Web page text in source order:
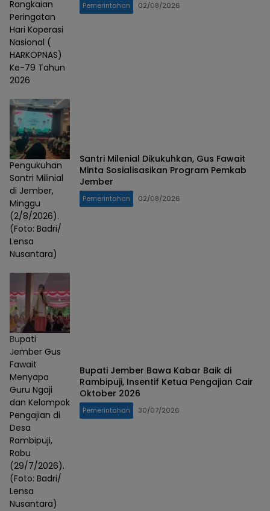
Rangkaian
Peringatan
Hari Koperasi
Nasional (
HARKOPNAS)
Ke-79 Tahun
2026
Pemerintahan 02/08/2026
Pengukuhan
Santri Milinial
di Jember,
Minggu
(2/8/2026).
(Foto: Badri/
Lensa
Nusantara)
Santri Milenial Dikukuhkan, Gus Fawait
Minta Sosialisasikan Program Pemkab
Jember
Pemerintahan 02/08/2026
Bupati
Jember Gus
Fawait
Menyapa
Guru Ngaji
dan Kelompok
Pengajian di
Desa
Rambipuji,
Rabu
(29/7/2026).
(Foto: Badri/
Lensa
Nusantara)
Bupati Jember Bawa Kabar Baik di
Rambipuji, Insentif Ketua Pengajian Cair
Oktober 2026
Pemerintahan 30/07/2026